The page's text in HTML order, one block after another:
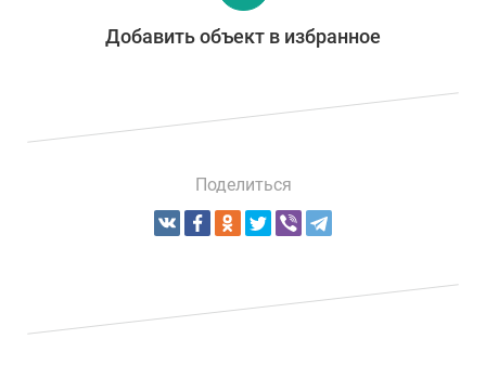
Добавить объект в избранное
Поделиться